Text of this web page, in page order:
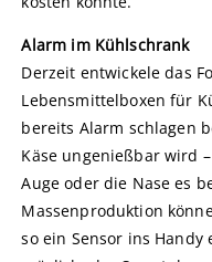
Alarm im Kühlschrank
Derzeit entwickele das
Lebensmittelboxen für
bereits Alarm schlagen
Käse ungenießbar wird
Auge oder die Nase es
Massenproduktion
so ein Sensor ins Handy